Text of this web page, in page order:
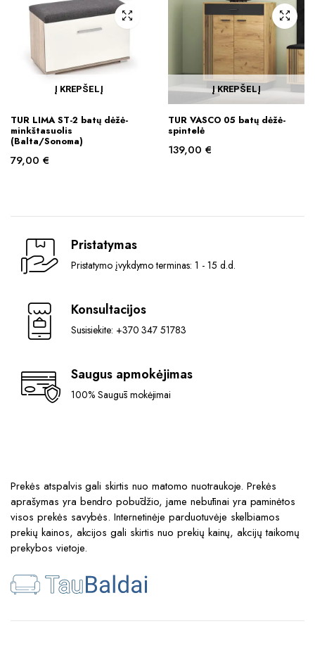
Į KREPŠELĮ
TUR LIMA ST-2 batų dėžė-
minkštasuolis
(Balta/Sonoma)
79,00 €
Į KREPŠELĮ
TUR VASCO 05 batų dėžė-
spintelė
139,00 €
Pristatymas
Pristatymo įvykdymo terminas: 1 - 15 d.d.
Konsultacijos
Susisiekite: +370 347 51783
Saugus apmokėjimas
100% Saugūs mokėjimai
Prekės atspalvis gali skirtis nuo matomo nuotraukoje. Prekės
aprašymas yra bendro pobūdžio, jame nebūtinai yra paminėtos
visos prekės savybės. Internetinėje parduotuvėje skelbiamos
prekių kainos, akcijos gali skirtis nuo prekių kainų, akcijų taikomų
prekybos vietoje.